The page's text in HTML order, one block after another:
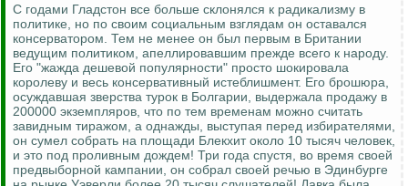
С годами Гладстон все больше склонялся к радикализму в
политике, но по своим социальным взглядам он оставался
консерватором. Тем не менее он был первым в Британии
ведущим политиком, апеллировавшим прежде всего к народу.
Его "жажда дешевой популярности" просто шокировала
королеву и весь консервативный истеблишмент. Его брошюра,
осуждавшая зверства турок в Болгарии, выдержала продажу в
200000 экземпляров, что по тем временам можно считать
завидным тиражом, а однажды, выступая перед избирателями,
он сумел собрать на площади Блекхит около 10 тысяч человек,
и это под проливным дождем! Три года спустя, во время своей
предвыборной кампании, он собрал своей речью в Эдинбурге